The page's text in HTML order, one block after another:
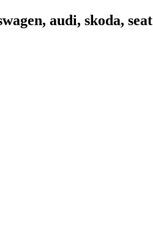
audi, skoda, seat